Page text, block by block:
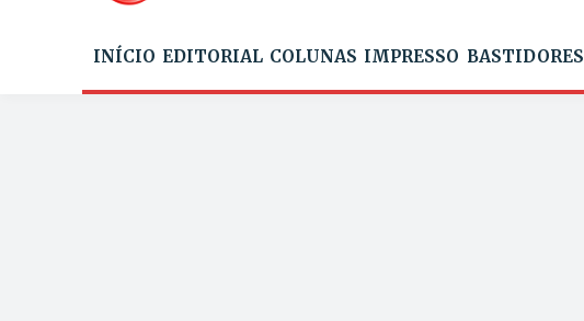
INÍCIO EDITORIAL COLUNAS IMPRESSO BASTIDORES